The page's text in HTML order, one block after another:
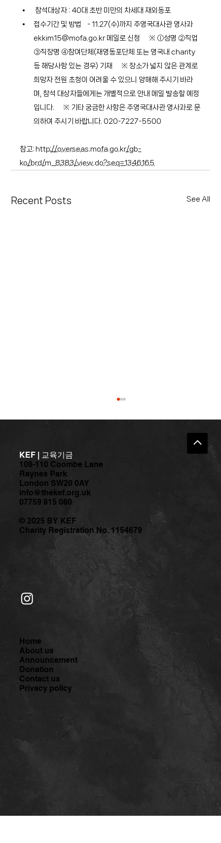
참석대상자 : 40대 초반 미만의 차세대 재외동포
접수기간 및 방법    - 11.27(수)까지 주영국대사관 영사과
ekkim15@mofa.go.kr 메일로 신청      ※ ⓛ성명 ②직업
③직장명 ④참여단체(재영동포단체 또는 영국내 charity
등 해당사항 있는 경우) 기재      ※ 장소가 넓지 않은 관계로
희망자 전원 초청이 어려울 수 있으니 양해해 주시기 바라
며, 참석 대상자들에게는 개별적으로 안내 메일 발송할 예정
입니다.      ※ 기타 궁금한 사항은 주영국대사관 영사과로 문
의하여 주시기 바랍니다. 020-7227-5500
참고: http://overseas.mofa.go.kr/gb-
ko/brd/m_8383/view.do?seq=1346165
Recent Posts See All
[공지] 몸의 편안함과 움직임의 즐거움을
찾아서 – <시니어 웰빙 무브먼트> 무료 프
로그램 참가자 모집
KEF | 교육기금
108-110 Coombe Lane
Raynes Park
London SW20 0AY
info@thekef.org.uk
07759 815 080
© 2025 BY KEF
Charity Registration No. 1154679
Home
About us
Announcement
Donation
Contact us
Privacy policy